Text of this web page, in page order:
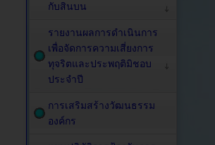
กับสินบน
รายงานผลการดำเนินการ
เพื่อจัดการความเสี่ยงการ
ทุจริตและประพฤติมิชอบ
ประจำปี
การเสริมสร้างวัฒนธรรม
องค์กร